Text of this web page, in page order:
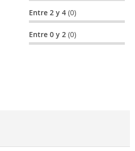
Entre 2 y 4(0)
Entre 0 y 2(0)